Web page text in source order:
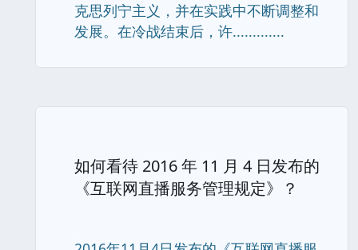
克思列宁主义，并在实践中不断调整和
发展。在冷战结束后，许.............
如何看待 2016 年 11 月 4 日发布的
《互联网直播服务管理规定》？